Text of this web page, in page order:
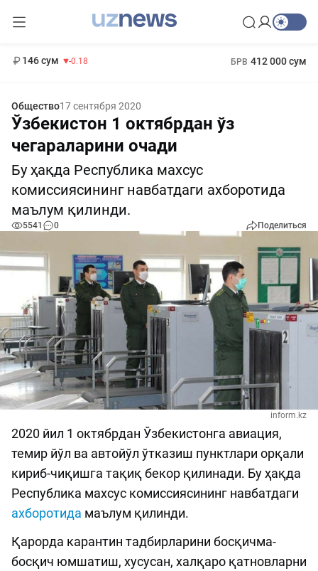
146 сум -0.18 БРВ 412 000 сум
Общество17 сентября 2020
Ўзбекистон 1 октябрдан ўз
чегараларини очади
Бу ҳақда Республика махсус
комиссиясининг навбатдаги ахборотида
маълум қилинди.
5541 0 Поделиться
inform.kz
2020 йил 1 октябрдан Ўзбекистонга авиация,
темир йўл ва автойўл ўтказиш пунктлари орқали
кириб-чиқишга тақиқ бекор қилинади. Бу ҳақда
Республика махсус комиссиясининг навбатдаги
ахборотида маълум қилинди.
Қарорда карантин тадбирларини босқичма-
босқич юмшатиш, хусусан, халқаро қатновларни